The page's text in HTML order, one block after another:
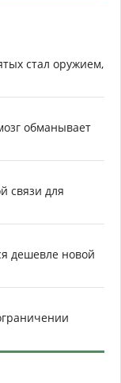
стал оружием,
обманывает
связи для
дешевле новой